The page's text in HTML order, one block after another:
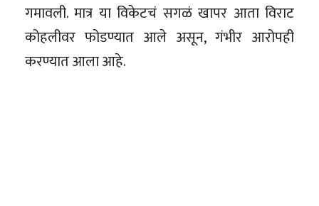
गमावली. मात्र या विकेटचं सगळं खापर आता विराट
कोहलीवर फोडण्यात आले असून, गंभीर आरोपही
करण्यात आला आहे.